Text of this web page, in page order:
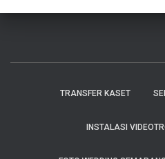
TRANSFER KASET
INSTALASI